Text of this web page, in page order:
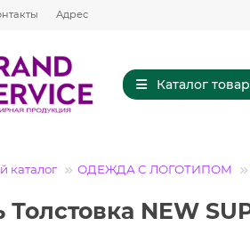
Адрес
Каталог
каталог ОДЕЖДА С ЛОГОТИПОМ
Толстовка NEW